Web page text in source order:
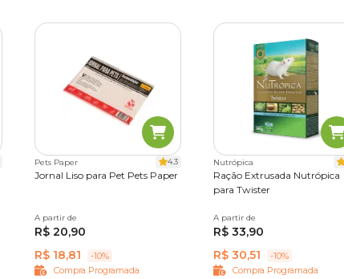
Pets Paper 4.3
Jornal Liso para Pet Pets Paper
50 Folhas
A partir de
R$ 20,90
R$ 18,81
-10%
Compra Programada
Nutrópica
Ração Extrusada Nutrópica
para Twister
300 g
A partir de
R$ 33,90
R$ 30,51
-10%
Compra Programada